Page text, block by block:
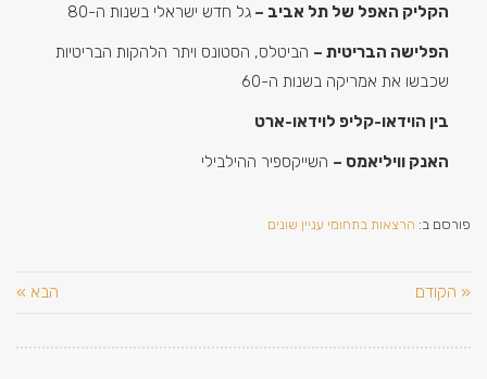
הקליק האפל של תל אביב – גל חדש ישראלי בשנות ה-80
הפלישה הבריטית – הביטלס, הסטונס ויתר הלהקות הבריטיות
שכבשו את אמריקה בשנות ה-60
בין הוידאו-קליפ לוידאו-ארט
האנק וויליאמס – השייקספיר ההילבילי
פורסם ב: הרצאות בתחומי עניין שונים
« הקודם הבא »